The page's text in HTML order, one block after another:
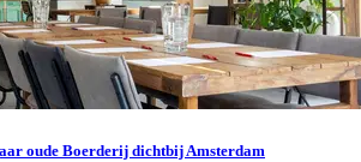
oude Boerderij dichtbij Amsterdam